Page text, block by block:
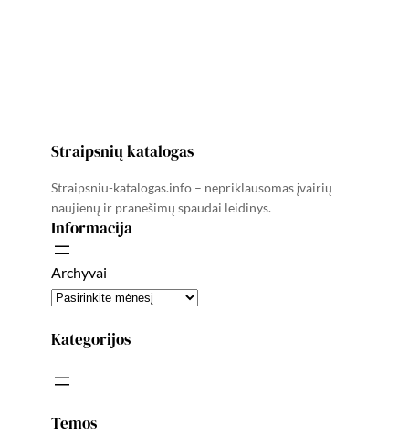
Straipsnių katalogas
Straipsniu-katalogas.info – nepriklausomas įvairių
naujienų ir pranešimų spaudai leidinys.
Informacija
Archyvai
Kategorijos
Temos